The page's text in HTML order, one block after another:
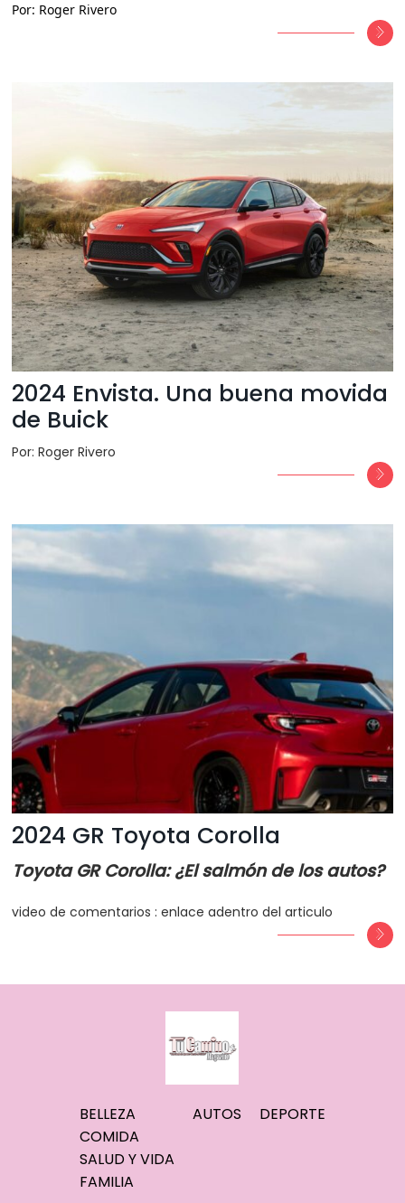
Por: Roger Rivero
2024 Envista. Una buena movida
de Buick
Por: Roger Rivero
2024 GR Toyota Corolla
Toyota GR Corolla: ¿El salmón de los autos?
video de comentarios : enlace adentro del articulo
BELLEZA
COMIDA
SALUD Y VIDA
FAMILIA
AUTOS DEPORTE